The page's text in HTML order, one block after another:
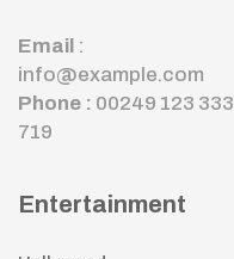
Email :
info@example.com
Phone : 00249 123 333
719
Entertainment